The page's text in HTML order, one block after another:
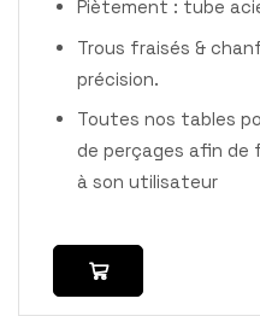
Piètement : tube
Trous fraisés &
précision.
Toutes nos tables
de perçages afin de
à son utilisateur